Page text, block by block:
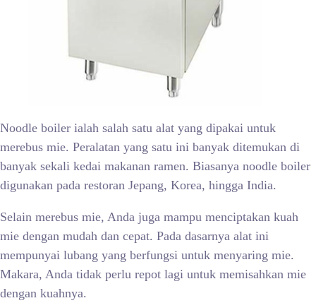
Noodle boiler ialah salah satu alat yang dipakai untuk
merebus mie. Peralatan yang satu ini banyak ditemukan di
banyak sekali kedai makanan ramen. Biasanya noodle boiler
digunakan pada restoran Jepang, Korea, hingga India.
Selain merebus mie, Anda juga mampu menciptakan kuah
mie dengan mudah dan cepat. Pada dasarnya alat ini
mempunyai lubang yang berfungsi untuk menyaring mie.
Makara, Anda tidak perlu repot lagi untuk memisahkan mie
dengan kuahnya.